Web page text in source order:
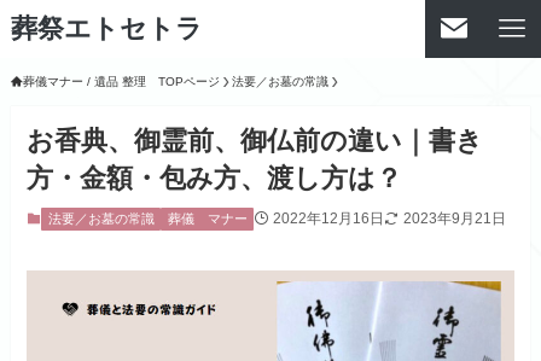
葬祭エトセトラ
葬儀マナー / 遺品 整理 TOPページ 法要／お墓の常識
お香典、御霊前、御仏前の違い｜書き
方・金額・包み方、渡し方は？
法要／お墓の常識 葬儀 マナー 2022年12月16日 2023年9月21日